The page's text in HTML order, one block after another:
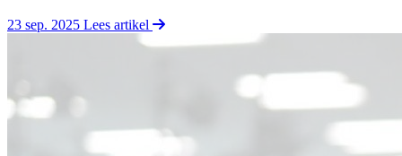
23 sep. 2025 Lees artikel